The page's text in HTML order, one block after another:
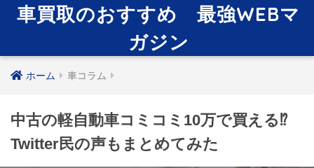
車買取のおすすめ 最強WEBマ
ガジン
ホーム 車コラム
中古の軽自動車コミコミ10万で買える⁉
Twitter民の声もまとめてみた